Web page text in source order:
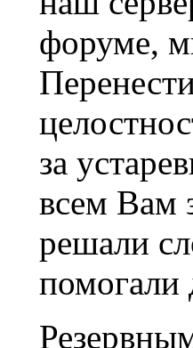
форуме,
за
всем Вам
решали
помогали